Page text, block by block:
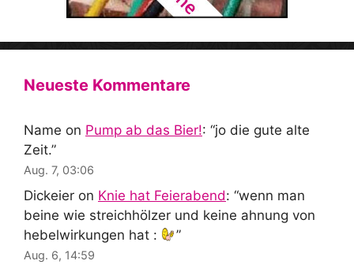
Neueste Kommentare
Name on Pump ab das Bier!: “jo die gute alte
Zeit.”
Aug. 7, 03:06
Dickeier on Knie hat Feierabend: “wenn man
beine wie streichhölzer und keine ahnung von
hebelwirkungen hat :
”
Aug. 6, 14:59